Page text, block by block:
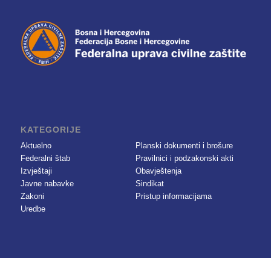
KATEGORIJE
Aktuelno
Federalni štab
Izvještaji
Javne nabavke
Zakoni
Uredbe
Planski dokumenti i brošure
Pravilnici i podzakonski akti
Obavještenja
Sindikat
Pristup informacijama